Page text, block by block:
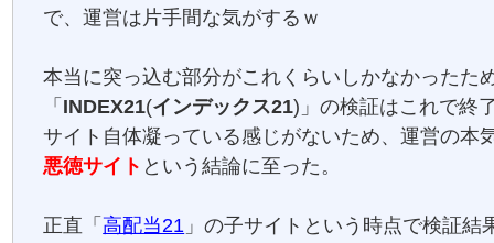
で、運営は片手間な気がするｗ
本当に突っ込む部分がこれくらいしかなかったた
「 INDEX21(インデックス21)」の検証はこれで終
サイト自体凝っている感じがないため、運営の本
悪徳サイト という結論に至った。
正直「高配当21 」の子サイトという時点で検証結